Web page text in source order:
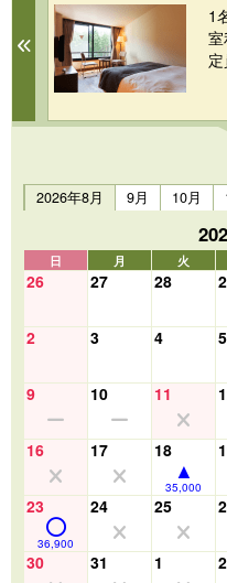
Previous
1
2026年8月
9月 10月
日 月 火
26 27 28
2 3 4 5
9 10 11
16 17 18
35,000
23
36,900
24 25
30 31 1 2